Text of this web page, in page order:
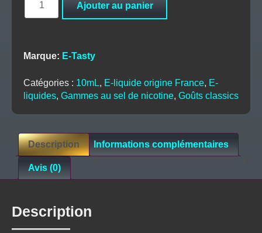
de
–
One
taste
Ajouter au panier
Marque: E-Tasty
Catégories : 10mL, E-liquide origine France, E-
liquides, Gammes au sel de nicotine, Goûts classics
Description Informations complémentaires
Avis (0)
Description